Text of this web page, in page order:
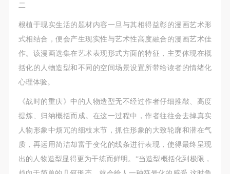
二
根植于现实生活的题材内容一旦与其相得益彰的漫画艺术形
式相结合，便会产生现实性与艺术性高度融合的漫画艺术佳
作。该漫画选集在艺术表现形式方面的特征，主要体现在概
括化的人物造型和不同的空间场景设置所带给读者的情绪化
心理体验。
《战时的重庆》中的人物造型无不经过作者仔细推敲、高度
提炼、归纳概括而成。在这一过程中，作者往往会去掉真实
人物形象中烦冗的细枝末节，抓住形象的大致轮廓和潜在气
质，再运用简洁却富于变化的线条进行表现，使得最终呈现
出的人物造型显得更为干练而鲜明。“当造型概括化到极限，
（3）、使用地域范围
适用地域范围包括国内和国外。
使用肖像的媒介限于不损害甲方肖像权的任何媒介
（如杂志、网络等）。
三、肖像权使用期限
永久使用。
四、许可使用费用
带有甲方肖像作品的拍摄费用由乙方承担。
乙方于拍摄完带有甲方肖像的作品无需支付甲方任何
费用。
附则
（1）、本协议未尽事宜，经双方友好协商后可作为
（3）、使用地域范围
适用地域范围包括国内和国外。
使用肖像的媒介限于不损害甲方肖像权的任何媒介
（如杂志、网络等）。
三、肖像权使用期限
永久使用。
四、许可使用费用
带有甲方肖像作品的拍摄费用由乙方承担。
乙方于拍摄完带有甲方肖像的作品无需支付甲方任何
费用。
附则
（1）、本协议未尽事宜，经双方友好协商后可作为
（3）、使用地域范围
适用地域范围包括国内和国外。
使用肖像的媒介限于不损害甲方肖像权的任何媒介
（如杂志、网络等）。
三、肖像权使用期限
永久使用。
四、许可使用费用
带有甲方肖像作品的拍摄费用由乙方承担。
乙方于拍摄完带有甲方肖像的作品无需支付甲方任何
费用。
附则
（1）、本协议未尽事宜，经双方友好协商后可作为